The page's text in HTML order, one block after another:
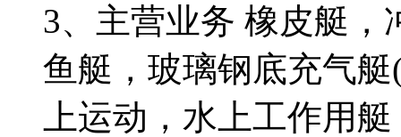
3、主营业务 橡皮艇
鱼艇，玻璃钢底充气
上运动，水上工作用